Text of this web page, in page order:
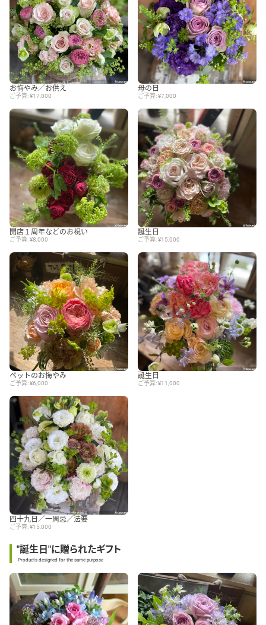
お悔やみ／お供え
ご予算: ¥17,000
母の日
ご予算: ¥7,000
開店１周年などのお祝い
ご予算: ¥8,000
誕生日
ご予算: ¥15,000
ペットのお悔やみ
ご予算: ¥6,000
誕生日
ご予算: ¥11,000
四十九日／一周忌／法要
ご予算: ¥15,000
"誕生日"に贈られたギフト
Products designed for the same purpose